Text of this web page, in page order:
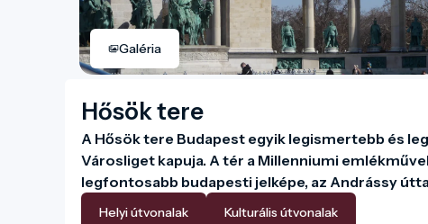
Galéria
Hősök tere
A Hősök tere Budapest egyik legismertebb és
Városliget kapuja. A tér a Millenniumi
legfontosabb budapesti jelképe, az Andrássy
Helyi útvonalak Kulturális útvonalak